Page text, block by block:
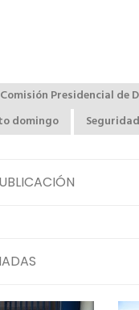
Comisión Presidencial de
domingo